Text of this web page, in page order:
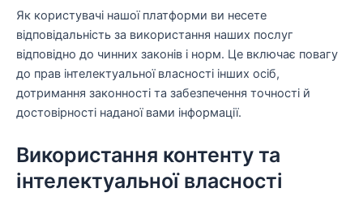
Як користувачі нашої платформи ви несете
відповідальність за використання наших послуг
відповідно до чинних законів і норм. Це включає повагу
до прав інтелектуальної власності інших осіб,
дотримання законності та забезпечення точності й
достовірності наданої вами інформації.
Використання контенту та
інтелектуальної власності